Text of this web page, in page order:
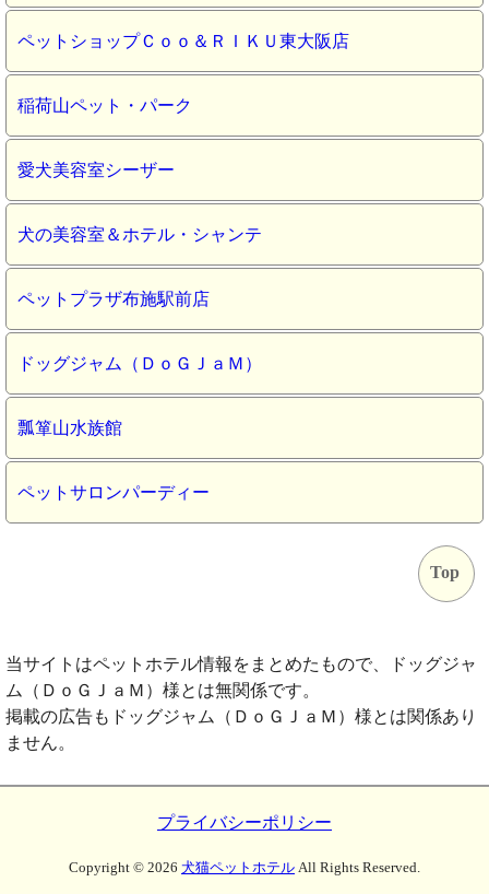
ペットショップＣｏｏ＆ＲＩＫＵ東大阪店
稲荷山ペット・パーク
愛犬美容室シーザー
犬の美容室＆ホテル・シャンテ
ペットプラザ布施駅前店
ドッグジャム（ＤｏＧＪａＭ）
瓢箪山水族館
ペットサロンパーディー
Top
当サイトはペットホテル情報をまとめたもので、ドッグジャ
ム（ＤｏＧＪａＭ）様とは無関係です。
掲載の広告もドッグジャム（ＤｏＧＪａＭ）様とは関係あり
ません。
プライバシーポリシー
Copyright © 2026 犬猫ペットホテル All Rights Reserved.